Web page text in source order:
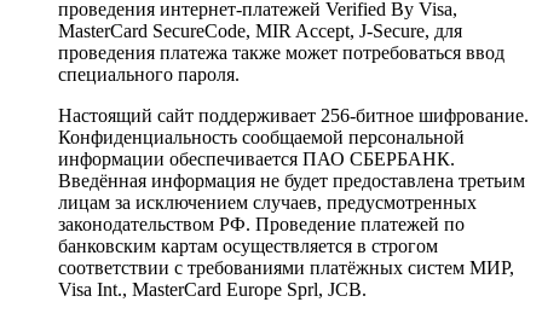
проведения интернет-платежей Verified By Visa,
MasterCard SecureCode, MIR Accept, J-Secure, для
проведения платежа также может потребоваться ввод
специального пароля.
Настоящий сайт поддерживает 256-битное шифрование.
Конфиденциальность сообщаемой персональной
информации обеспечивается ПАО СБЕРБАНК.
Введённая информация не будет предоставлена третьим
лицам за исключением случаев, предусмотренных
законодательством РФ. Проведение платежей по
банковским картам осуществляется в строгом
соответствии с требованиями платёжных систем МИР,
Visa Int., MasterCard Europe Sprl, JCB.